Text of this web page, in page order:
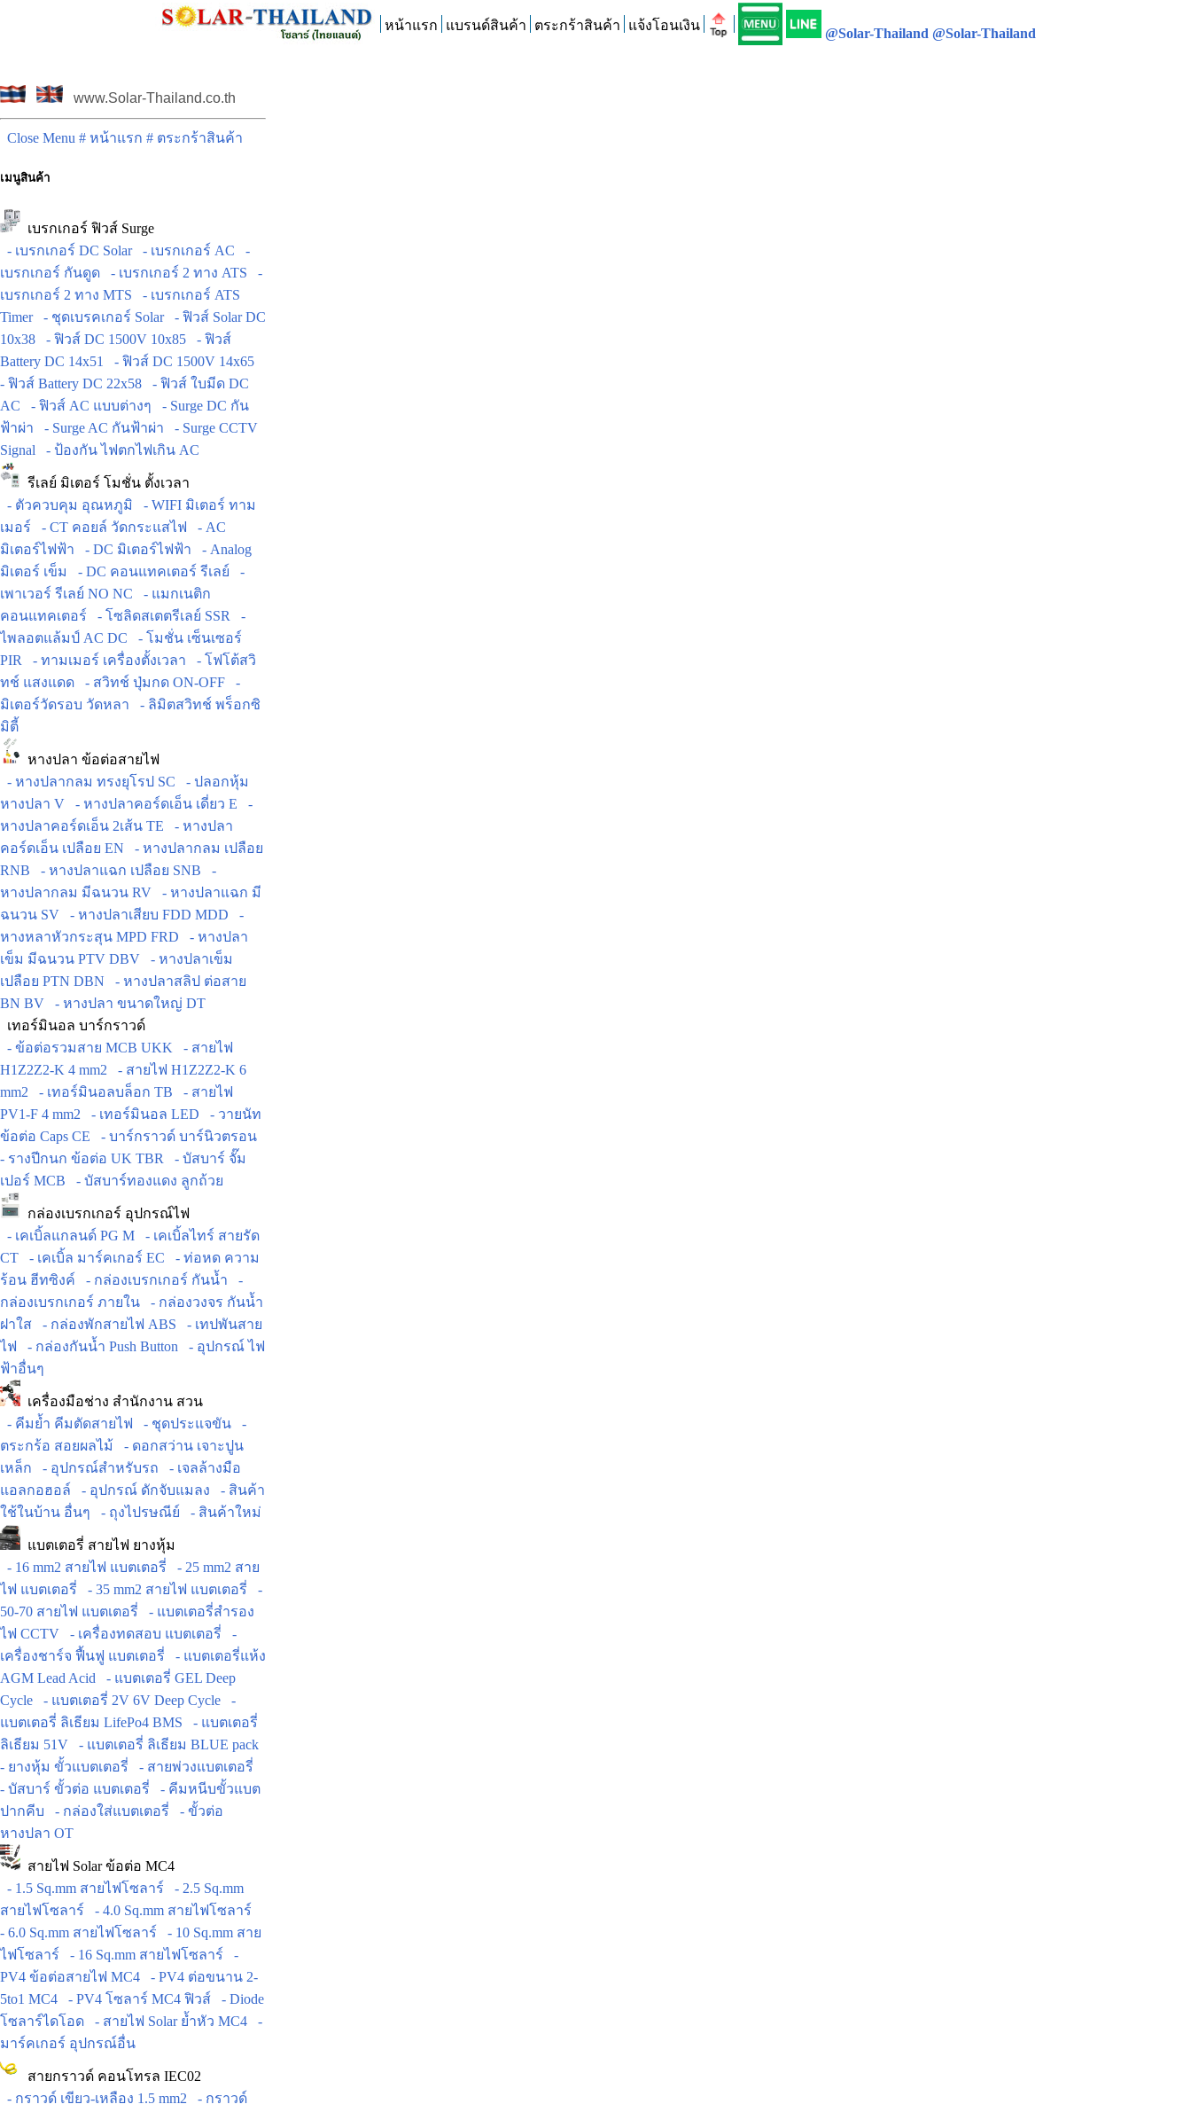
หน้าแรก แบรนด์สินค้า ตระกร้าสินค้า แจ้งโอนเงิน
@Solar-Thailand @Solar-Thailand
www.Solar-Thailand.co.th
Close Menu # หน้าแรก # ตระกร้าสินค้า
เมนูสินค้า
เบรกเกอร์ ฟิวส์ Surge
- เบรกเกอร์ DC Solar
- เบรกเกอร์ AC
-
เบรกเกอร์ กันดูด
- เบรกเกอร์ 2 ทาง ATS
-
เบรกเกอร์ 2 ทาง MTS
- เบรกเกอร์ ATS
Timer
- ชุดเบรคเกอร์ Solar
- ฟิวส์ Solar DC
10x38
- ฟิวส์ DC 1500V 10x85
- ฟิวส์
Battery DC 14x51
- ฟิวส์ DC 1500V 14x65
- ฟิวส์ Battery DC 22x58
- ฟิวส์ ใบมีด DC
AC
- ฟิวส์ AC แบบต่างๆ
- Surge DC กัน
ฟ้าผ่า
- Surge AC กันฟ้าผ่า
- Surge CCTV
Signal
- ป้องกัน ไฟตกไฟเกิน AC
รีเลย์ มิเตอร์ โมชั่น ตั้งเวลา
- ตัวควบคุม อุณหภูมิ
- WIFI มิเตอร์ ทาม
เมอร์
- CT คอยล์ วัดกระแสไฟ
- AC
มิเตอร์ไฟฟ้า
- DC มิเตอร์ไฟฟ้า
- Analog
มิเตอร์ เข็ม
- DC คอนแทคเตอร์ รีเลย์
-
เพาเวอร์ รีเลย์ NO NC
- แมกเนติก
คอนแทคเตอร์
- โซลิดสเตตรีเลย์ SSR
-
ไพลอตแล้มป์ AC DC
- โมชั่น เซ็นเซอร์
PIR
- ทามเมอร์ เครื่องตั้งเวลา
- โฟโต้สวิ
ทช์ แสงแดด
- สวิทช์ ปุ่มกด ON-OFF
-
มิเตอร์วัดรอบ วัดหลา
- ลิมิตสวิทช์ พร็อกซิ
มิตี้
หางปลา ข้อต่อสายไฟ
- หางปลากลม ทรงยุโรป SC
- ปลอกหุ้ม
หางปลา V
- หางปลาคอร์ดเอ็น เดี่ยว E
-
หางปลาคอร์ดเอ็น 2เส้น TE
- หางปลา
คอร์ดเอ็น เปลือย EN
- หางปลากลม เปลือย
RNB
- หางปลาแฉก เปลือย SNB
-
หางปลากลม มีฉนวน RV
- หางปลาแฉก มี
ฉนวน SV
- หางปลาเสียบ FDD MDD
-
หางหลาหัวกระสุน MPD FRD
- หางปลา
เข็ม มีฉนวน PTV DBV
- หางปลาเข็ม
เปลือย PTN DBN
- หางปลาสลิป ต่อสาย
BN BV
- หางปลา ขนาดใหญ่ DT
เทอร์มินอล บาร์กราวด์
- ข้อต่อรวมสาย MCB UKK
- สายไฟ
H1Z2Z2-K 4 mm2
- สายไฟ H1Z2Z2-K 6
mm2
- เทอร์มินอลบล็อก TB
- สายไฟ
PV1-F 4 mm2
- เทอร์มินอล LED
- วายนัท
ข้อต่อ Caps CE
- บาร์กราวด์ บาร์นิวตรอน
- รางปีกนก ข้อต่อ UK TBR
- บัสบาร์ จั๊ม
เปอร์ MCB
- บัสบาร์ทองแดง ลูกถ้วย
กล่องเบรกเกอร์ อุปกรณ์ไฟ
- เคเบิ้ลแกลนด์ PG M
- เคเบิ้ลไทร์ สายรัด
CT
- เคเบิ้ล มาร์คเกอร์ EC
- ท่อหด ความ
ร้อน ฮีทซิงค์
- กล่องเบรกเกอร์ กันน้ำ
-
กล่องเบรกเกอร์ ภายใน
- กล่องวงจร กันน้ำ
ฝาใส
- กล่องพักสายไฟ ABS
- เทปพันสาย
ไฟ
- กล่องกันน้ำ Push Button
- อุปกรณ์ ไฟ
ฟ้าอื่นๆ
เครื่องมือช่าง สำนักงาน สวน
- คีมย้ำ คีมตัดสายไฟ
- ชุดประแจขัน
-
ตระกร้อ สอยผลไม้
- ดอกสว่าน เจาะปูน
เหล็ก
- อุปกรณ์สำหรับรถ
- เจลล้างมือ
แอลกอฮอล์
- อุปกรณ์ ดักจับแมลง
- สินค้า
ใช้ในบ้าน อื่นๆ
- ถุงไปรษณีย์ - สินค้าใหม่
แบตเตอรี่ สายไฟ ยางหุ้ม
- 16 mm2 สายไฟ แบตเตอรี่
- 25 mm2 สาย
ไฟ แบตเตอรี่
- 35 mm2 สายไฟ แบตเตอรี่
-
50-70 สายไฟ แบตเตอรี่
- แบตเตอรี่สำรอง
ไฟ CCTV
- เครื่องทดสอบ แบตเตอรี่
-
เครื่องชาร์จ ฟื้นฟู แบตเตอรี่
- แบตเตอรี่แห้ง
AGM Lead Acid
- แบตเตอรี่ GEL Deep
Cycle
- แบตเตอรี่ 2V 6V Deep Cycle
-
แบตเตอรี่ ลิเธียม LifePo4 BMS
- แบตเตอรี่
ลิเธียม 51V
- แบตเตอรี่ ลิเธียม BLUE pack
- ยางหุ้ม ขั้วแบตเตอรี่
- สายพ่วงแบตเตอรี่
- บัสบาร์ ขั้วต่อ แบตเตอรี่
- คีมหนีบขั้วแบต
ปากคีบ
- กล่องใส่แบตเตอรี่
- ขั้วต่อ
หางปลา OT
สายไฟ Solar ข้อต่อ MC4
- 1.5 Sq.mm สายไฟโซลาร์
- 2.5 Sq.mm
สายไฟโซลาร์
- 4.0 Sq.mm สายไฟโซลาร์
- 6.0 Sq.mm สายไฟโซลาร์
- 10 Sq.mm สาย
ไฟโซลาร์
- 16 Sq.mm สายไฟโซลาร์
-
PV4 ข้อต่อสายไฟ MC4
- PV4 ต่อขนาน 2-
5to1 MC4
- PV4 โซลาร์ MC4 ฟิวส์
- Diode
โซลาร์ไดโอด
- สายไฟ Solar ย้ำหัว MC4
-
มาร์คเกอร์ อุปกรณ์อื่น
สายกราวด์ คอนโทรล IEC02
- กราวด์ เขียว-เหลือง 1.5 mm2
- กราวด์